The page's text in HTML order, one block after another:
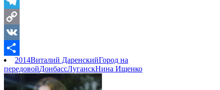
Telegram
Copy
Link
VK
Отправить
2014Виталий ДаренскийГород на
передовойДонбассЛуганскНина Ищенко